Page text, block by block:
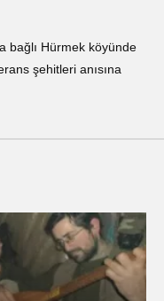
bağlı Hürmek köyünde
şehitleri anısına